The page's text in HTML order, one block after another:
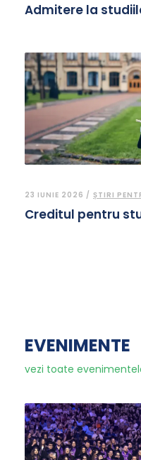
Admitere la
23 IUNIE 2026 / ȘTIRI
Creditul pentru
EVENIMENTE
vezi toate